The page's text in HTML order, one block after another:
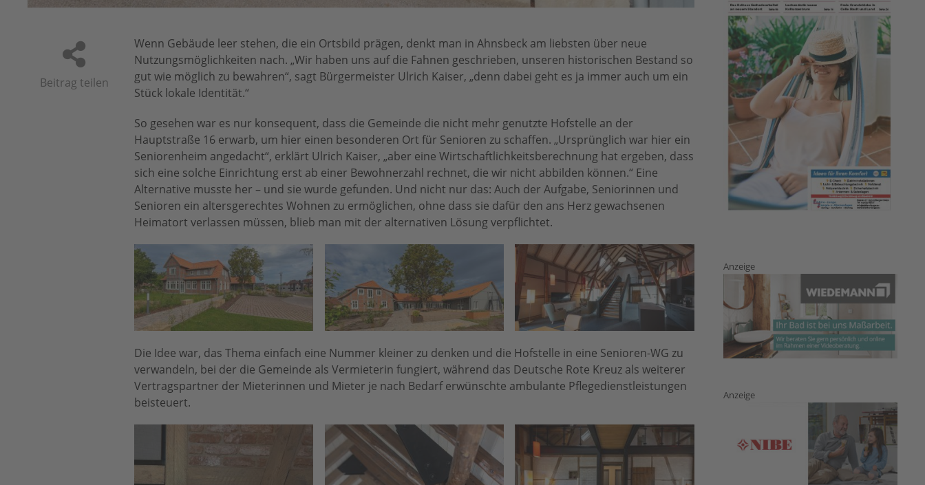
Beitrag teilen
Wenn Gebäude leer stehen, die ein Ortsbild prägen, denkt man in Ahnsbeck am liebsten über neue
Nutzungsmöglichkeiten nach. „Wir haben uns auf die Fahnen geschrieben, unseren historischen Bestand so
gut wie möglich zu bewahren“, sagt Bürgermeister Ulrich Kaiser, „denn dabei geht es ja immer auch um ein
Stück lokale Identität.“
So gesehen war es nur konsequent, dass die Gemeinde die nicht mehr genutzte Hofstelle an der
Hauptstraße 16 erwarb, um hier einen besonderen Ort für Senioren zu schaffen. „Ursprünglich war hier ein
Seniorenheim angedacht“, erklärt Ulrich Kaiser, „aber eine Wirtschaftlichkeitsberechnung hat ergeben, dass
sich eine solche Einrichtung erst ab einer Bewohnerzahl rechnet, die wir nicht abbilden können.“ Eine
Alternative musste her – und sie wurde gefunden. Und nicht nur das: Auch der Aufgabe, Seniorinnen und
Senioren ein altersgerechtes Wohnen zu ermöglichen, ohne dass sie dafür den ans Herz gewachsenen
Heimatort verlassen müssen, blieb man mit der alternativen Lösung verpflichtet.
Die Idee war, das Thema einfach eine Nummer kleiner zu denken und die Hofstelle in eine Senioren-WG zu
verwandeln, bei der die Gemeinde als Vermieterin fungiert, während das Deutsche Rote Kreuz als weiterer
Vertragspartner der Mieterinnen und Mieter je nach Bedarf erwünschte ambulante Pflegedienstleistungen
beisteuert.
Anzeige
Anzeige